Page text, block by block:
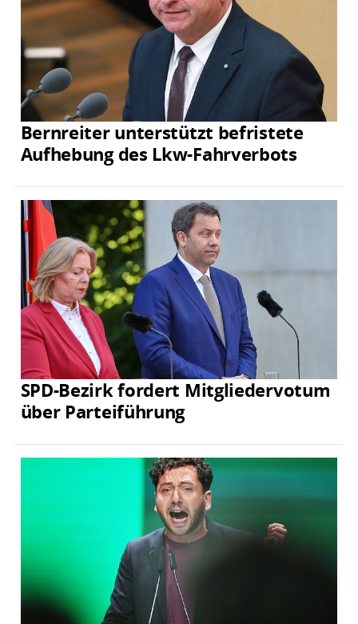
Bernreiter unterstützt befristete
Aufhebung des Lkw-Fahrverbots
SPD-Bezirk fordert Mitgliedervotum
über Parteiführung